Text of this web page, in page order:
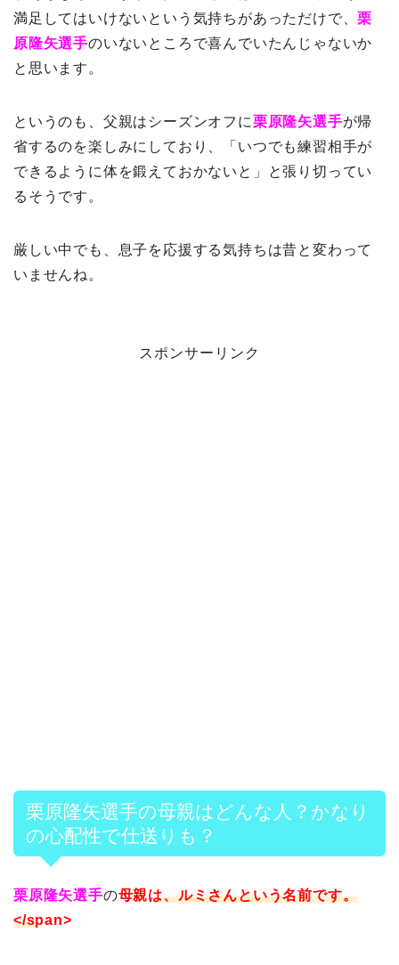
満足してはいけないという気持ちがあっただけで、栗
原隆矢選手のいないところで喜んでいたんじゃないか
と思います。
というのも、父親はシーズンオフに栗原隆矢選手が帰
省するのを楽しみにしており、「いつでも練習相手が
できるように体を鍛えておかないと」と張り切ってい
るそうです。
厳しい中でも、息子を応援する気持ちは昔と変わって
いませんね。
スポンサーリンク
栗原隆矢選手の母親はどんな人？かなり
の心配性で仕送りも？
栗原隆矢選手の母親は、ルミさんという名前です。
</span>